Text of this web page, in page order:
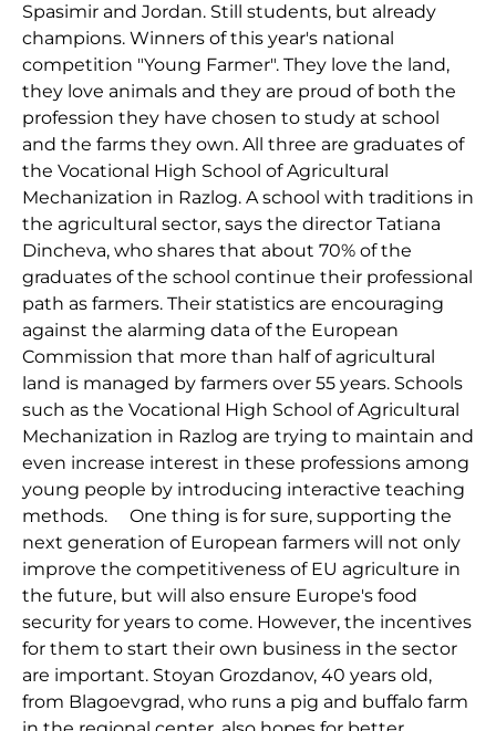
Spasimir and Jordan. Still students, but already
champions. Winners of this year's national
competition "Young Farmer". They love the land,
they love animals and they are proud of both the
profession they have chosen to study at school
and the farms they own. All three are graduates of
the Vocational High School of Agricultural
Mechanization in Razlog. A school with traditions in
the agricultural sector, says the director Tatiana
Dincheva, who shares that about 70% of the
graduates of the school continue their professional
path as farmers. Their statistics are encouraging
against the alarming data of the European
Commission that more than half of agricultural
land is managed by farmers over 55 years. Schools
such as the Vocational High School of Agricultural
Mechanization in Razlog are trying to maintain and
even increase interest in these professions among
young people by introducing interactive teaching
methods. One thing is for sure, supporting the
next generation of European farmers will not only
improve the competitiveness of EU agriculture in
the future, but will also ensure Europe's food
security for years to come. However, the incentives
for them to start their own business in the sector
are important. Stoyan Grozdanov, 40 years old,
from Blagoevgrad, who runs a pig and buffalo farm